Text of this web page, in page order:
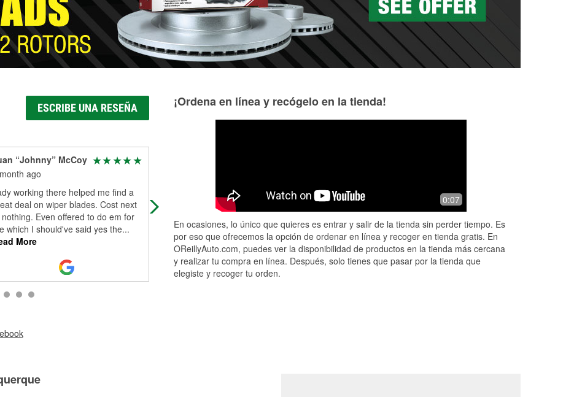
ESCRIBE UNA RESEÑA
“Johnny” McCoy
ago
working there helped me find a
deal on wiper blades. Cost next
Even offered to do em for
which I should've said yes the...
More
The store manager Adrian and
employees are awesome willing to
get better on the road safe . Thank
you guys ....Read More
Very helpful knowledgeable staff!!
¡Ordena en línea y recógelo en la tienda!
0:07
En ocasiones, lo único que quieres es entrar y salir de la tienda sin perder tiempo. Es
por eso que ofrecemos la opción de ordenar en línea y recoger en tienda gratis. En
OReillyAuto.com, puedes ver la disponibilidad de productos en la tienda más cercana
y realizar tu compra en línea. Después, solo tienes que pasar por la tienda que
elegiste y recoger tu orden.